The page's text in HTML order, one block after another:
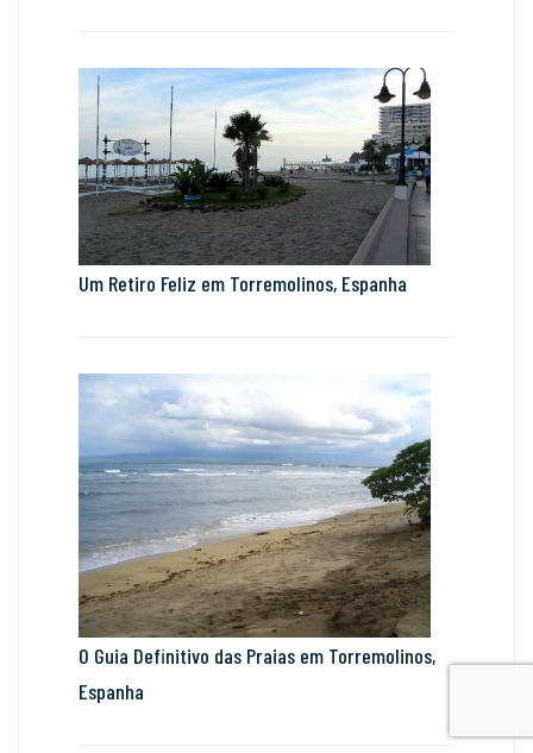
Um Retiro Feliz em Torremolinos, Espanha
O Guia Definitivo das Praias em Torremolinos,
Espanha